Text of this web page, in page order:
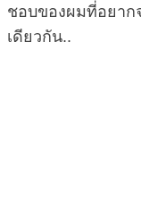
ชอบของผมที่อยาก
เดียวกัน..